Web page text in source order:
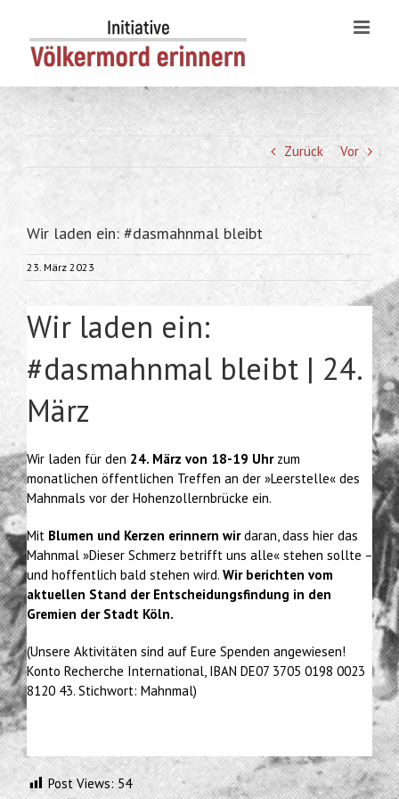
content
Zurück Vor
Wir laden ein: #dasmahnmal bleibt
23. März 2023
Wir laden ein:
#dasmahnmal bleibt | 24.
März
Wir laden für den 24. März von 18-19 Uhrzum
monatlichen öffentlichen Treffen an der »Leerstelle« des
Mahnmals vor der Hohenzollernbrücke ein.
Mit Blumen und Kerzen erinnern wirdaran, dass hier das
Mahnmal »Dieser Schmerz betrifft uns alle« stehen sollte –
und hoffentlich bald stehen wird. Wir berichten vom
aktuellen Stand der Entscheidungsfindung in den
Gremien der Stadt Köln.
(Unsere Aktivitäten sind auf Eure Spenden angewiesen!
Konto Recherche International, IBAN DE07 3705 0198 0023
8120 43. Stichwort: Mahnmal)
Post Views: 54